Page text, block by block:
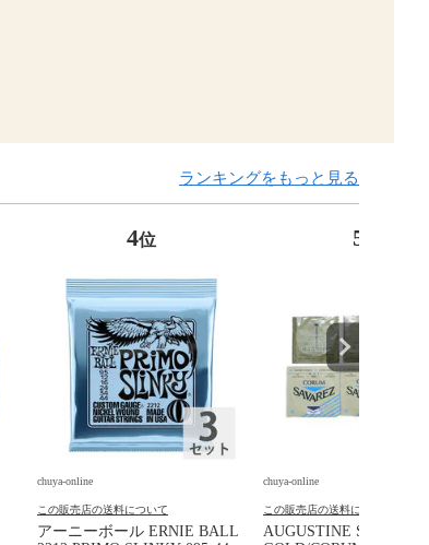
ランキングをもっと見る
4位
chuya-online
この販売店の送料について
アーニーボール ERNIE BALL
5
chuya-online
この販売店の送料について
AUGUSTINE SAVAREZ